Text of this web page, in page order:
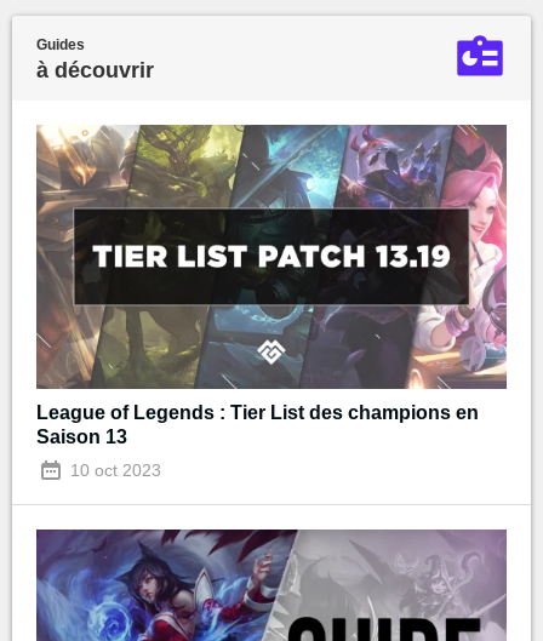
Guides
à découvrir
League of Legends : Tier List des champions en
Saison 13
10 oct 2023